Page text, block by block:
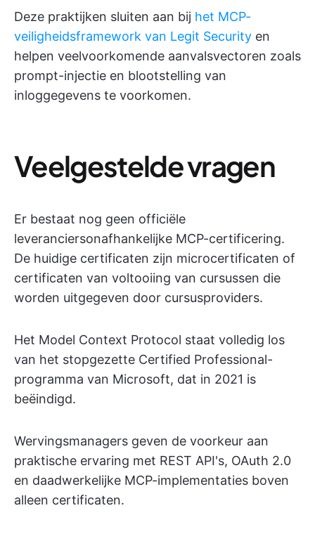
Deze praktijken sluiten aan bij het MCP-
veiligheidsframework van Legit Security en
helpen veelvoorkomende aanvalsvectoren zoals
prompt-injectie en blootstelling van
inloggegevens te voorkomen.
Veelgestelde vragen
Er bestaat nog geen officiële
leveranciersonafhankelijke MCP-certificering.
De huidige certificaten zijn microcertificaten of
certificaten van voltooiing van cursussen die
worden uitgegeven door cursusproviders.
Het Model Context Protocol staat volledig los
van het stopgezette Certified Professional-
programma van Microsoft, dat in 2021 is
beëindigd.
Wervingsmanagers geven de voorkeur aan
praktische ervaring met REST API's, OAuth 2.0
en daadwerkelijke MCP-implementaties boven
alleen certificaten.